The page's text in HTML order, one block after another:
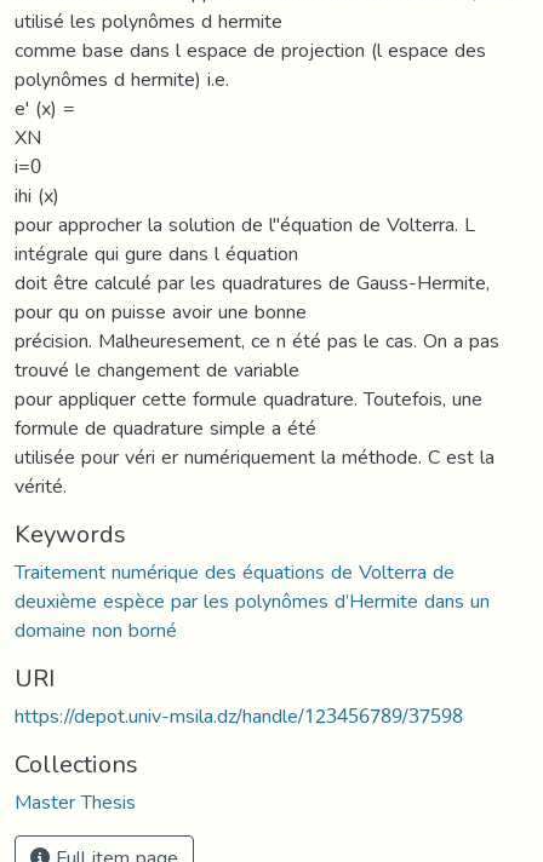
utilisé les polynômes d hermite
comme base dans l espace de projection (l espace des
polynômes d hermite) i.e.
e' (x) =
XN
i=0
ihi (x)
pour approcher la solution de l"équation de Volterra. L
intégrale qui gure dans l équation
doit être calculé par les quadratures de Gauss-Hermite,
pour qu on puisse avoir une bonne
précision. Malheuresement, ce n été pas le cas. On a pas
trouvé le changement de variable
pour appliquer cette formule quadrature. Toutefois, une
formule de quadrature simple a été
utilisée pour véri er numériquement la méthode. C est la
vérité.
Keywords
Traitement numérique des équations de Volterra de
deuxième espèce par les polynômes d’Hermite dans un
domaine non borné
URI
https://depot.univ-msila.dz/handle/123456789/37598
Collections
Master Thesis